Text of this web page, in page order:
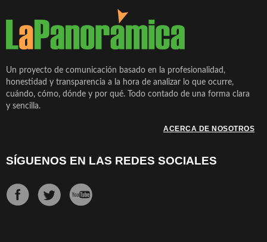
Un proyecto de comunicación basado en la profesionalidad,
honestidad y transparencia a la hora de analizar lo que ocurre,
cuándo, cómo, dónde y por qué. Todo contado de una forma clara
y sencilla.
ACERCA DE NOSOTROS
SÍGUENOS EN LAS REDES SOCIALES